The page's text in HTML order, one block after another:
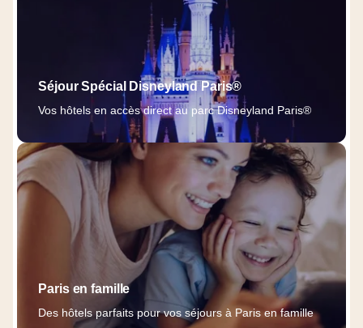
Séjour Spécial Disneyland Paris®
Vos hôtels en accès direct au parc Disneyland Paris®
Paris en famille
Des hôtels parfaits pour vos séjours à Paris en famille